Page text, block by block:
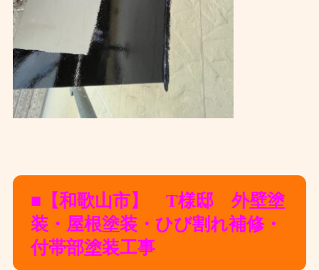
■【和歌山市】 T様邸 外壁塗
装・屋根塗装・ひび割れ補修・
付帯部塗装工事